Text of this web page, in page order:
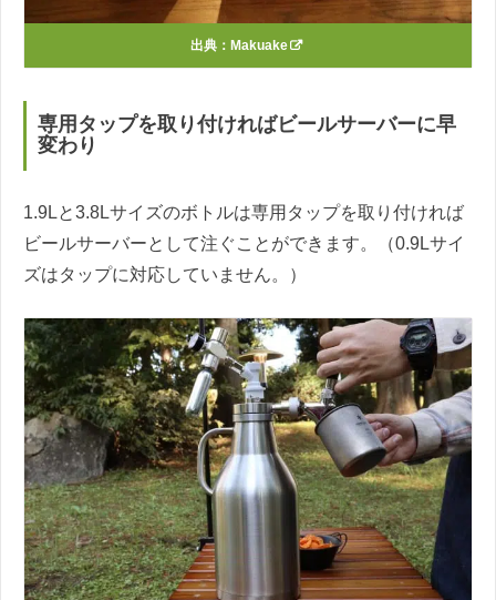
出典： Makuake
専用タップを取り付ければビールサーバーに早
変わり
1.9Lと3.8Lサイズのボトルは専用タップを取り付ければ
ビールサーバーとして注ぐことができます。（0.9Lサイ
ズはタップに対応していません。）